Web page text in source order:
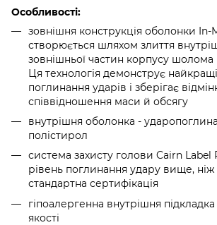
Особливості:
зовнішня конструкція оболонки In-
створюється шляхом злиття
зовнішньої частин корпусу шолома
Ця технологія демонструє
поглинання ударів і зберігає
співвідношення маси й обсягу
внутрішня оболонка -
полістирол
система захисту голови Cairn
рівень поглинання удару вище,
стандартна сертифікація
гіпоалергенна внутрішня
якості